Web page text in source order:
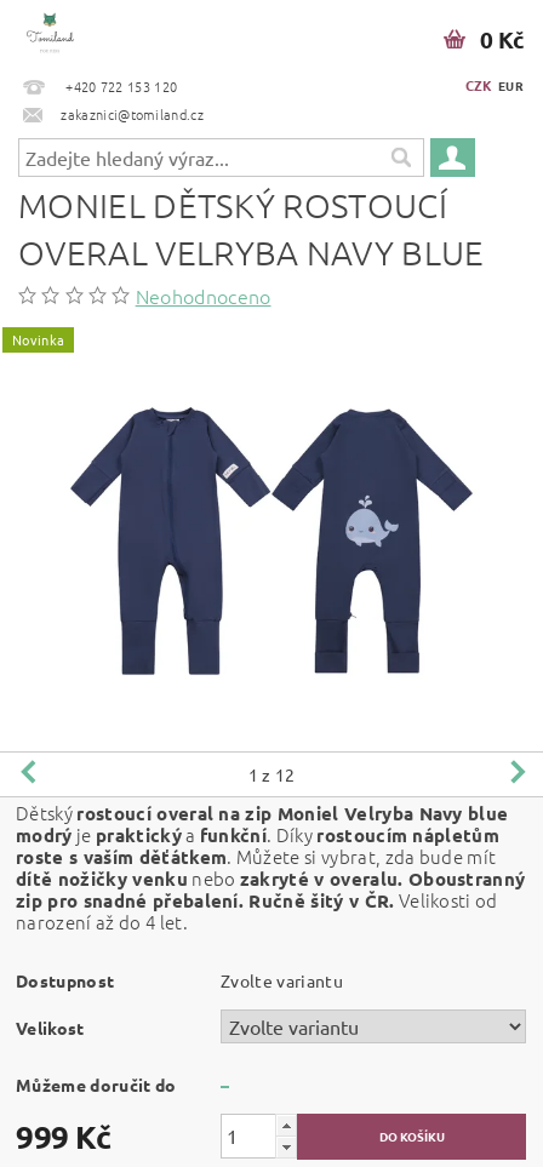
+420 722 153 120
zakaznici@tomiland.cz
CZK EUR
0 Kč
MONIEL DĚTSKÝ ROSTOUCÍ
OVERAL VELRYBA NAVY BLUE
Neohodnoceno
Novinka
1 z 12
Dětský rostoucí overal na zip Moniel Velryba Navy blue
modrý je praktickýa funkční. Díky rostoucím nápletům
roste s vaším děťátkem. Můžete si vybrat, zda bude mít
dítě nožičky venku nebo zakryté v overalu. Oboustranný
zip pro snadné přebalení. Ručně šitý v ČR. Velikosti od
narození až do 4 let.
Dostupnost Zvolte variantu
Velikost
Můžeme doručit do –
999 Kč